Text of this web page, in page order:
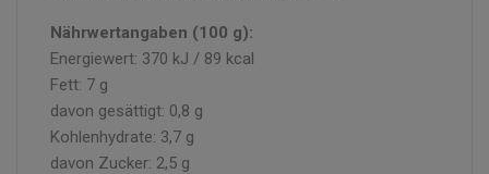
Nährwertangaben (100 g):
Energiewert: 370 kJ / 89 kcal
Fett: 7 g
davon gesättigt: 0,8 g
Kohlenhydrate: 3,7 g
davon Zucker: 2,5 g